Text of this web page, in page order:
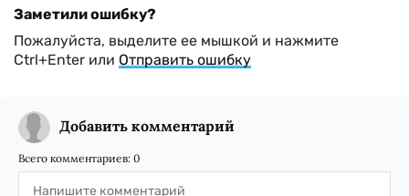
Заметили ошибку?
Пожалуйста, выделите ее мышкой и нажмите
Ctrl+Enter или Отправить ошибку
Добавить комментарий
Всего комментариев: 0